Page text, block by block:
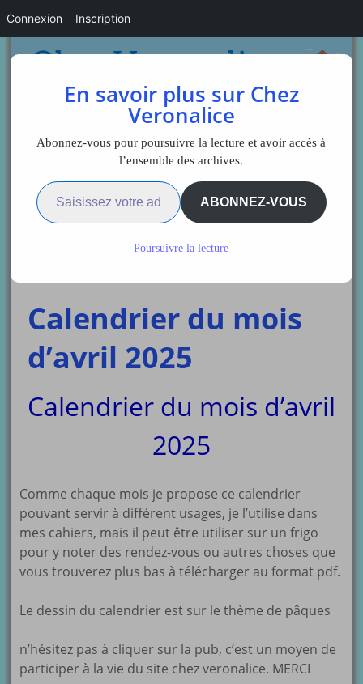
Sidebar
Calendrier du mois
d’avril 2025
Calendrier du mois d’avril
2025
Comme chaque mois je propose ce calendrier
pouvant servir à différent usages, je l’utilise dans
mes cahiers, mais il peut être utiliser sur un frigo
pour y noter des rendez-vous ou autres choses que
vous trouverez plus bas à télécharger au format pdf.
Le dessin du calendrier est sur le thème de pâques
n’hésitez pas à cliquer sur la pub, c’est un moyen de
participer à la vie du site chez veronalice. MERCI
En savoir plus sur Chez
Veronalice
Abonnez-vous pour poursuivre la lecture et avoir accès à
l’ensemble des archives.
Saisissez votre adresse e-mail…
ABONNEZ-VOUS
Poursuivre la lecture
Connexion Inscription